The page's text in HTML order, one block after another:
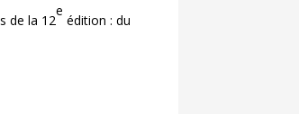
de la 12
e
édition : du